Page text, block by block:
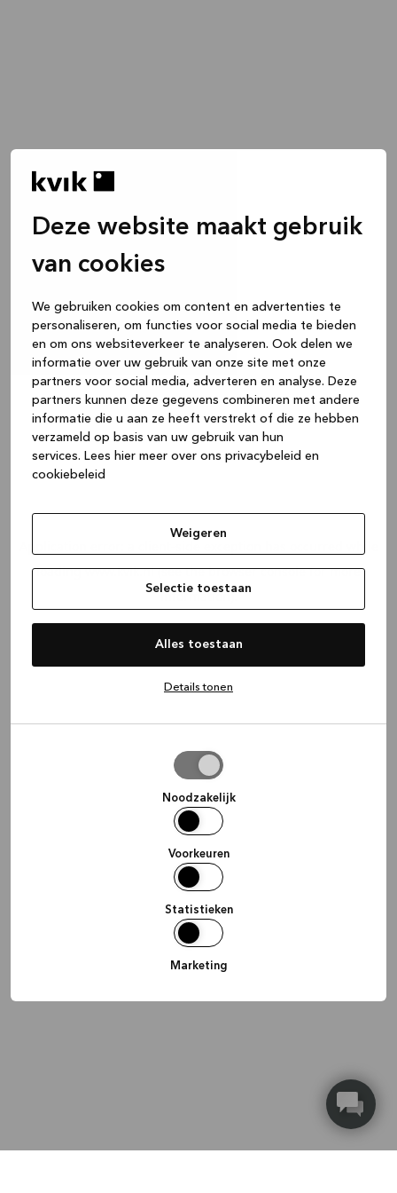
Deze website maakt gebruik
van cookies
We gebruiken cookies om content en advertenties te
personaliseren, om functies voor social media te bieden
en om ons websiteverkeer te analyseren. Ook delen we
informatie over uw gebruik van onze site met onze
partners voor social media, adverteren en analyse. Deze
partners kunnen deze gegevens combineren met andere
informatie die u aan ze heeft verstrekt of die ze hebben
verzameld op basis van uw gebruik van hun
services. Lees hier meer over ons privacybeleid en
cookiebeleid
Weigeren
Selectie toestaan
Alles toestaan
Details tonen
Noodzakelijk
Voorkeuren
Statistieken
Marketing
loadingwww.kvik.nl (see the browser console for more
information).